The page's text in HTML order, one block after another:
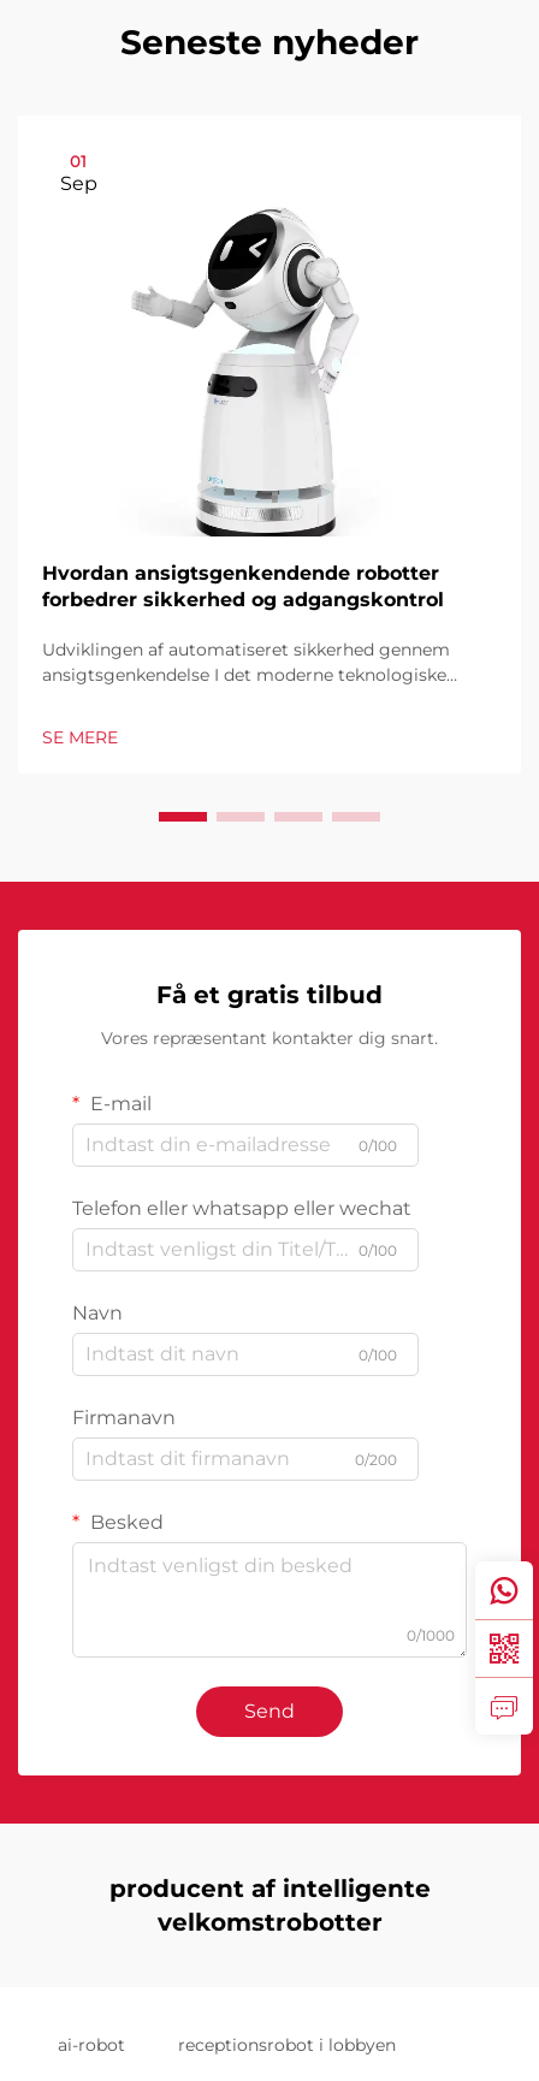
Seneste nyheder
01
Sep
Hvordan ansigtsgenkendende robotter
forbedrer sikkerhed og adgangskontrol
Udviklingen af automatiseret sikkerhed gennem
ansigtsgenkendelse I det moderne teknologiske
sikkerhedsinfrastruktur. Disse sofistikerede systemer
SE MERE
Få et gratis tilbud
Vores repræsentant kontakter dig snart.
E-mail
0/100
Telefon eller whatsapp eller wechat
0/100
Navn
0/100
Firmanavn
0/200
Besked
0/1000
Send
producent af intelligente
velkomstrobotter
ai-robot receptionsrobot i lobbyen